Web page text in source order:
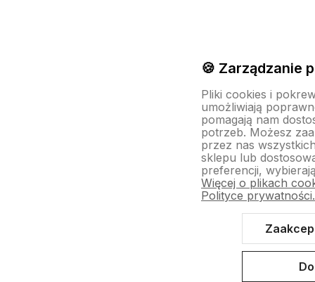
🍪 Zarządzanie
Pliki cookies i
umożliwiają
pomagają nam
potrzeb. Możesz
przez nas
sklepu lub
preferencji,
Więcej o plikach
Polityce prywatności.